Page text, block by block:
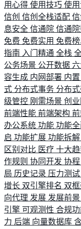
用心得 使用技巧 使
信创 信创全栈适配
息安全 信通院 信通
免费 免费实用 免费
指南 入门精通 全栈
公务场景 公开数据
容生成 内网部署 内置
式 分布式事务 分布
级管控 刚需场景 创
前端性能 前端架构
办公系统 功能 功能
启 功能扩展 功能拆解
区别对比 医疗 十大
作规则 协同开发 协程
局 历史记录 压力测试
增长 双引擎排名 双
向代理 发展 发展前景
引擎 可观测性 合规
力 后端 向量数据库